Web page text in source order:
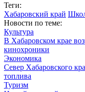
Теги:
Хабаровский край
Новости по теме:
Культура
В Хабаровском крае
кинохроники
Экономика
Север Хабаровского
топлива
Туризм